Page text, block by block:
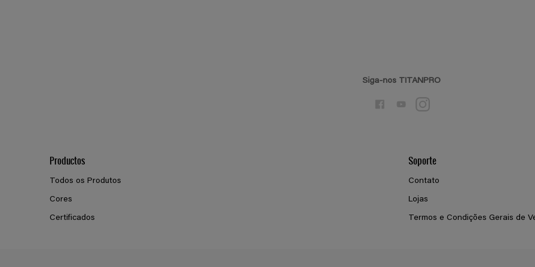
Siga-nos TITANPRO
Productos
Todos os Produtos
Cores
Certificados
Soporte
Contato
Lojas
Termos e Condições Gerais de